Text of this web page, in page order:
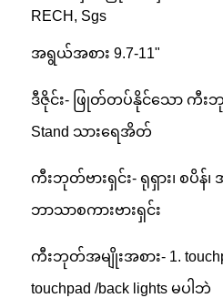
RECH, Sgs
အရွယ်အစား 9.7-11"
ဒီဇိုင်း- ဖြုတ်တပ်နိုင်သော ကီးဘု
Stand သားရေအိတ်
ကီးဘုတ်ဗားရှင်း- ရုရှား၊ စပိန်၊
ဘာသာစကားဗားရှင်း
ကီးဘုတ်အမျိုးအစား- 1.
touchpad /back lights မပါဘဲ